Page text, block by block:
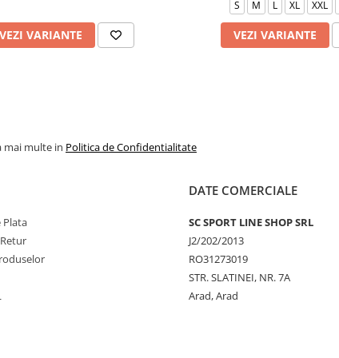
VEZI VARIANTE
S M L XL XXL
VEZI VARIANTE
mai multe in Politica de Confidentialitate
Plata
DATE COMERCIALE
SC SPORT LINE SHOP SRL
J2/202/2013
RO31273019
STR. SLATINEI, NR. 7A
Arad, Arad